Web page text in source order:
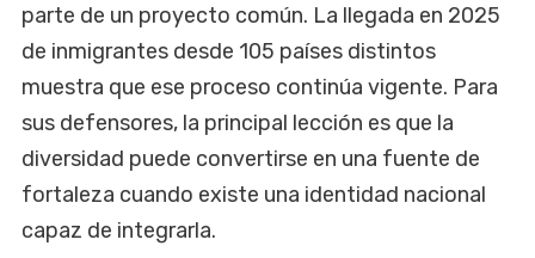
parte de un proyecto común. La llegada en 2025
de inmigrantes desde 105 países distintos
muestra que ese proceso continúa vigente. Para
sus defensores, la principal lección es que la
diversidad puede convertirse en una fuente de
fortaleza cuando existe una identidad nacional
capaz de integrarla.